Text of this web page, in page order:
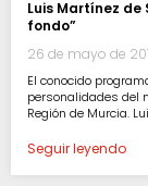
Luis Martínez de
fondo”
26 de mayo de
El conocido
personalidades del
Región de Murcia.
Seguir leyendo